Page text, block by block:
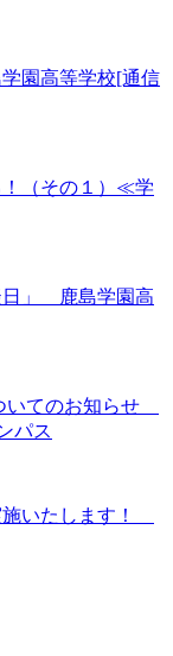
園高等学校[通信
！（その１）≪学
日」 鹿島学園高
いてのお知らせ
パス
施いたします！